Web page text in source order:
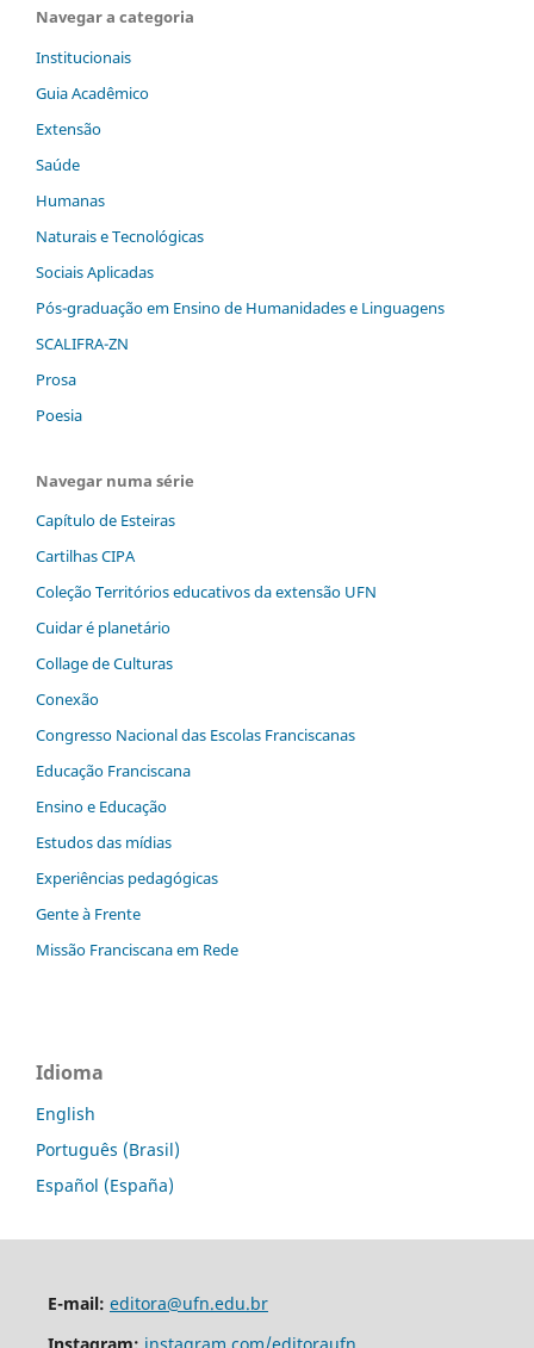
Navegar a categoria
Institucionais
Guia Acadêmico
Extensão
Saúde
Humanas
Naturais e Tecnológicas
Sociais Aplicadas
Pós-graduação em Ensino de Humanidades e Linguagens
SCALIFRA-ZN
Prosa
Poesia
Navegar numa série
Capítulo de Esteiras
Cartilhas CIPA
Coleção Territórios educativos da extensão UFN
Cuidar é planetário
Collage de Culturas
Conexão
Congresso Nacional das Escolas Franciscanas
Educação Franciscana
Ensino e Educação
Estudos das mídias
Experiências pedagógicas
Gente à Frente
Missão Franciscana em Rede
Idioma
English
Português (Brasil)
Español (España)
E-mail: editora@ufn.edu.br